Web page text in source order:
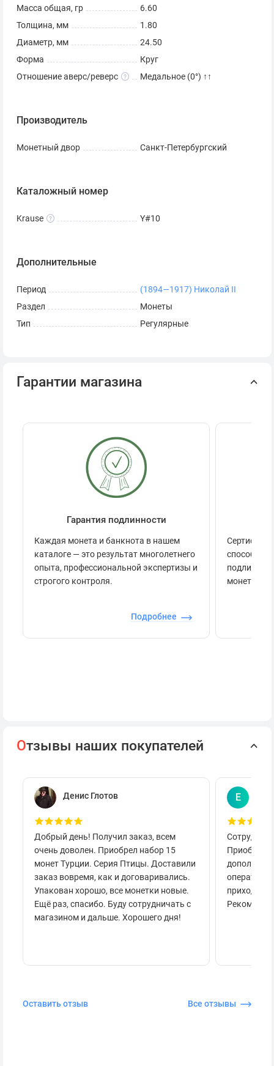
Масса общая, гр
6.60
Толщина, мм
1.80
Диаметр, мм
24.50
Форма
Круг
Отношение аверс/реверс
Медальное (0°) ↑↑
Производитель
Монетный двор Санкт-Петербургский
Каталожный номер
Krause Y#10
Дополнительные
Период
(1894—1917) Николай II
Раздел
Монеты
Тип
Регулярные
Гарантии магазина
Гарантия подлинности
Каждая монета и банкнота в нашем
каталоге — это результат многолетнего
опыта, профессиональной экспертизы и
строгого контроля.
Подробнее
способов
монеты.
Отзывы наших покупателей
Денис Глотов
Добрый день! Получил заказ, всем
очень доволен. Приобрел набор 15
монет Турции. Серия Птицы. Доставили
заказ вовремя, как и договаривались.
Упакован хорошо, все монетки новые.
Ещё раз, спасибо. Буду сотрудничать с
магазином и дальше. Хорошего дня!
Е
приходило
Оставить отзыв Все отзывы